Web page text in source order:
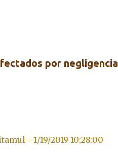
por negligencia
- 1/19/2019 10:28:00